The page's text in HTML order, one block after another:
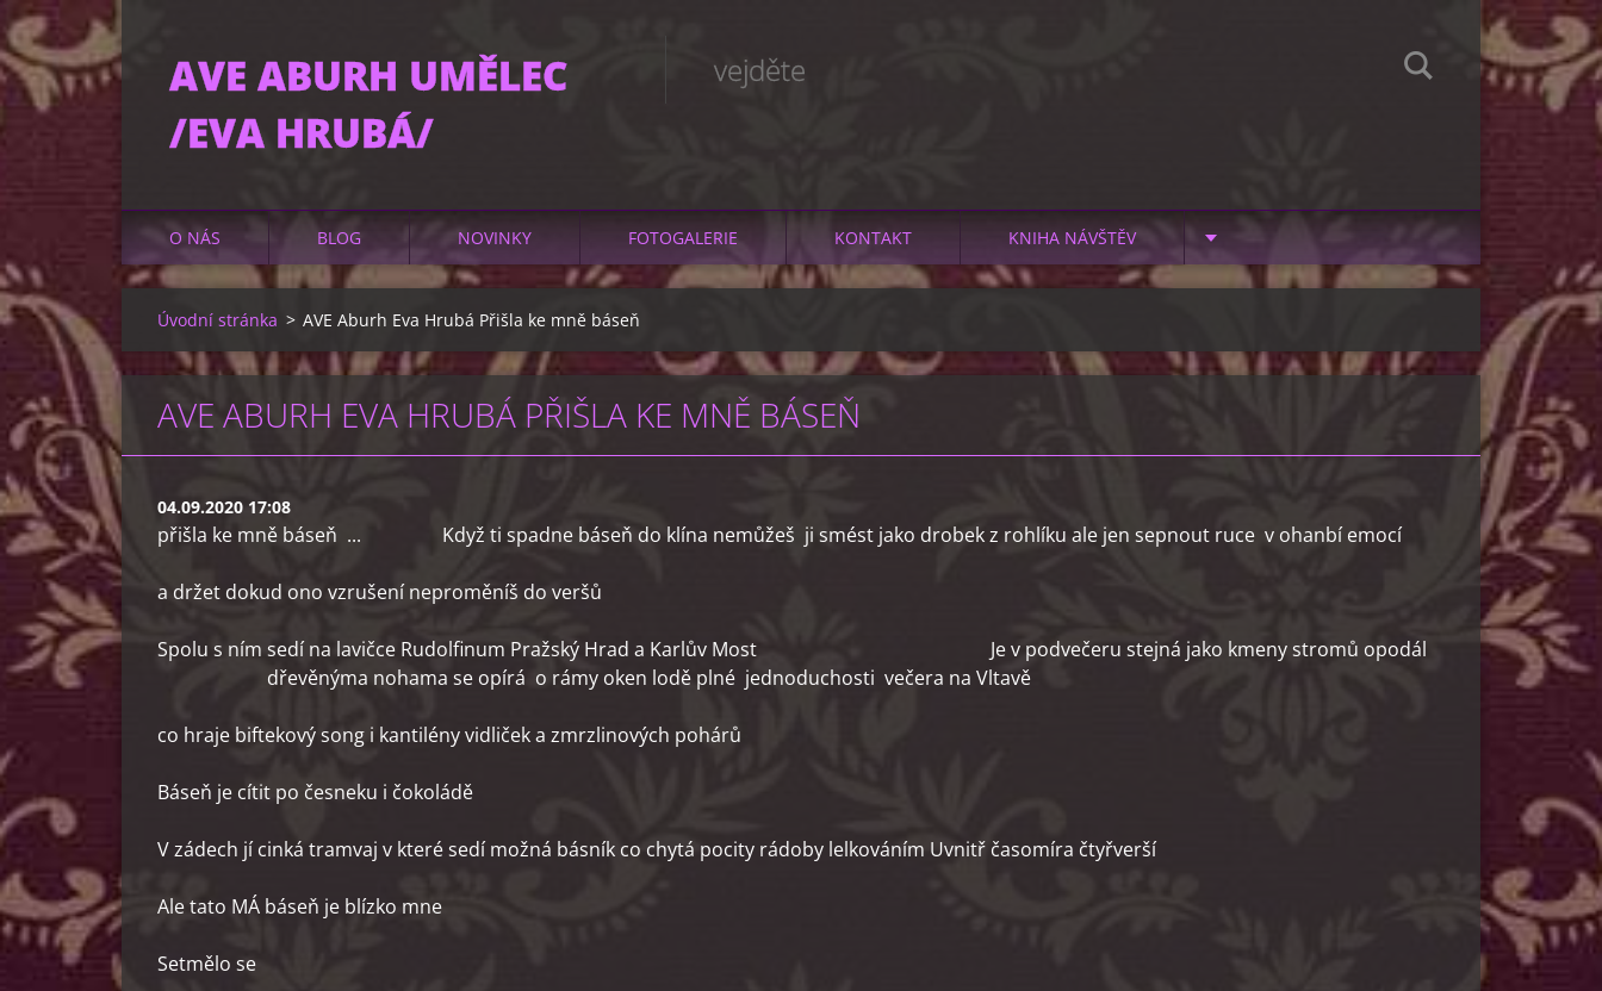
AVE ABURH UMĚLEC
/EVA HRUBÁ/
vejděte
O NÁS BLOG NOVINKY FOTOGALERIE KONTAKT KNIHA NÁVŠTĚV
Úvodní stránka > AVE Aburh Eva Hrubá Přišla ke mně báseň
AVE ABURH EVA HRUBÁ PŘIŠLA KE MNĚ BÁSEŇ
04.09.2020 17:08
přišla ke mně báseň ... Když ti spadne báseň do klína nemůžeš ji smést jako drobek z rohlíku ale jen sepnout ruce v ohanbí emocí
a držet dokud ono vzrušení neproměníš do veršů
Spolu s ním sedí na lavičce Rudolfinum Pražský Hrad a Karlův Most Je v podvečeru stejná jako kmeny stromů opodál
dřevěnýma nohama se opírá o rámy oken lodě plné jednoduchosti večera na Vltavě
co hraje biftekový song i kantilény vidliček a zmrzlinových pohárů
Báseň je cítit po česneku i čokoládě
V zádech jí cinká tramvaj v které sedí možná básník co chytá pocity rádoby lelkováním Uvnitř časomíra čtyřverší
Ale tato MÁ báseň je blízko mne
Setmělo se